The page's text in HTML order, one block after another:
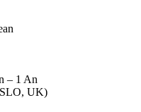
– 1 An
UK)